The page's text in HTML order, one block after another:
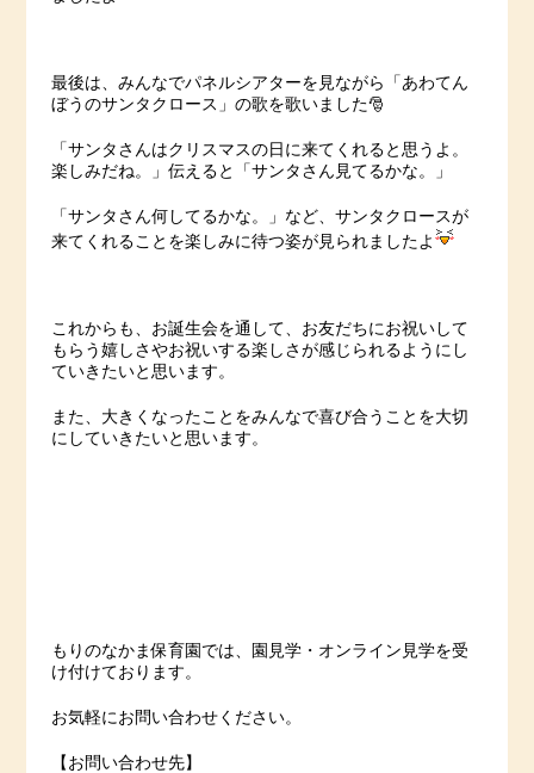
最後は、みんなでパネルシアターを見ながら「あわてん
ぼうのサンタクロース」の歌を歌いました🎅
「サンタさんはクリスマスの日に来てくれると思うよ。
楽しみだね。」伝えると「サンタさん見てるかな。」
「サンタさん何してるかな。」など、サンタクロースが
来てくれることを楽しみに待つ姿が見られましたよ
これからも、お誕生会を通して、お友だちにお祝いして
もらう嬉しさやお祝いする楽しさが感じられるようにし
ていきたいと思います。
また、大きくなったことをみんなで喜び合うことを大切
にしていきたいと思います。
もりのなかま保育園では、園見学・オンライン見学を受
け付けております。
お気軽にお問い合わせください。
【お問い合わせ先】